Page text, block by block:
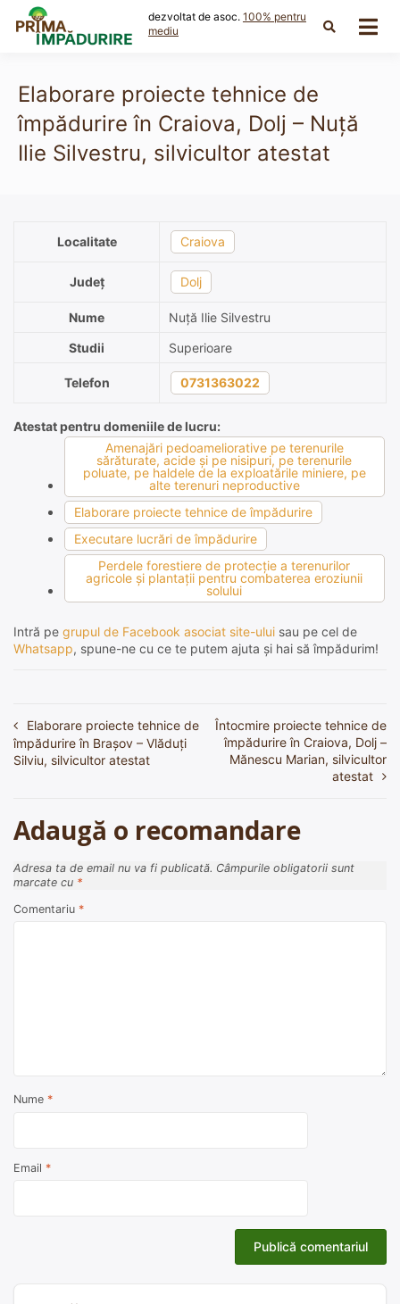
content
dezvoltat de asoc. 100% pentru
mediu
Elaborare proiecte tehnice de
împădurire în Craiova, Dolj – Nuță
Ilie Silvestru, silvicultor atestat
Localitate Craiova
Județ Dolj
Nume
Nuță Ilie Silvestru
Studii
Superioare
Telefon 0731363022
Atestat pentru domeniile de lucru:
Amenajări pedoameliorative pe terenurile
sărăturate, acide şi pe nisipuri, pe terenurile
poluate, pe haldele de la exploatările miniere, pe
alte terenuri neproductive
Elaborare proiecte tehnice de împădurire
Executare lucrări de împădurire
Perdele forestiere de protecţie a terenurilor
agricole şi plantaţii pentru combaterea eroziunii
solului
Intră pe grupul de Facebook asociat site-ului sau pe cel de
Whatsapp, spune-ne cu ce te putem ajuta și hai să împădurim!
Navigare
în
Elaborare proiecte tehnice de
împădurire în Brașov – Vlăduți
Silviu, silvicultor atestat
Întocmire proiecte tehnice de
împădurire în Craiova, Dolj –
Mănescu Marian, silvicultor
atestat
Adaugă o recomandare
Adresa ta de email nu va fi publicată. Câmpurile obligatorii sunt
marcate cu *
Comentariu *
Nume *
Email *